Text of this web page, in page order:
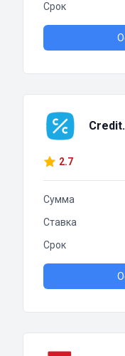
Срок
2.7
Сумма
Ставка
Срок